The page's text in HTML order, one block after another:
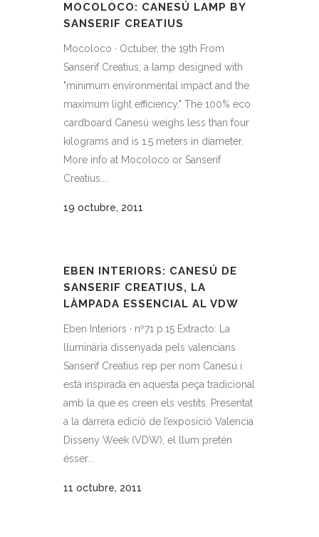
MOCOLOCO: CANESÚ LAMP BY
SANSERIF CREATIUS
Mocoloco · Octuber, the 19th From
Sanserif Creatius, a lamp designed with
"minimum environmental impact and the
maximum light efficiency." The 100% eco
cardboard Canesú weighs less than four
kilograms and is 1.5 meters in diameter.
More info at Mocoloco or Sanserif
Creatius....
19 octubre, 2011
EBEN INTERIORS: CANESÚ DE
SANSERIF CREATIUS, LA
LÀMPADA ESSENCIAL AL VDW
Eben Interiors · nº71 p.15 Extracto: La
lluminària dissenyada pels valencians
Sanserif Creatius rep per nom Canesú i
està inspirada en aquesta peça tradicional
amb la que es creen els vestits. Presentat
a la darrera edició de l’exposició Valencia
Disseny Week (VDW), el llum pretén
ésser...
11 octubre, 2011